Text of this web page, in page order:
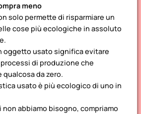
meno
solo permette di risparmiare un
cose più ecologiche in assoluto
oggetto usato significa evitare
di produzione che
qualcosa da zero.
usato è più ecologico di uno in
abbiamo bisogno, compriamo